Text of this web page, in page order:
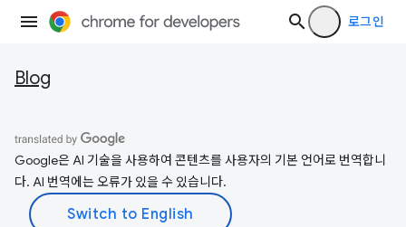
로그인
Blog
Google은 AI 기술을 사용하여 콘텐츠를 사용자의 기본 언어로 번역합니
다. AI 번역에는 오류가 있을 수 있습니다.